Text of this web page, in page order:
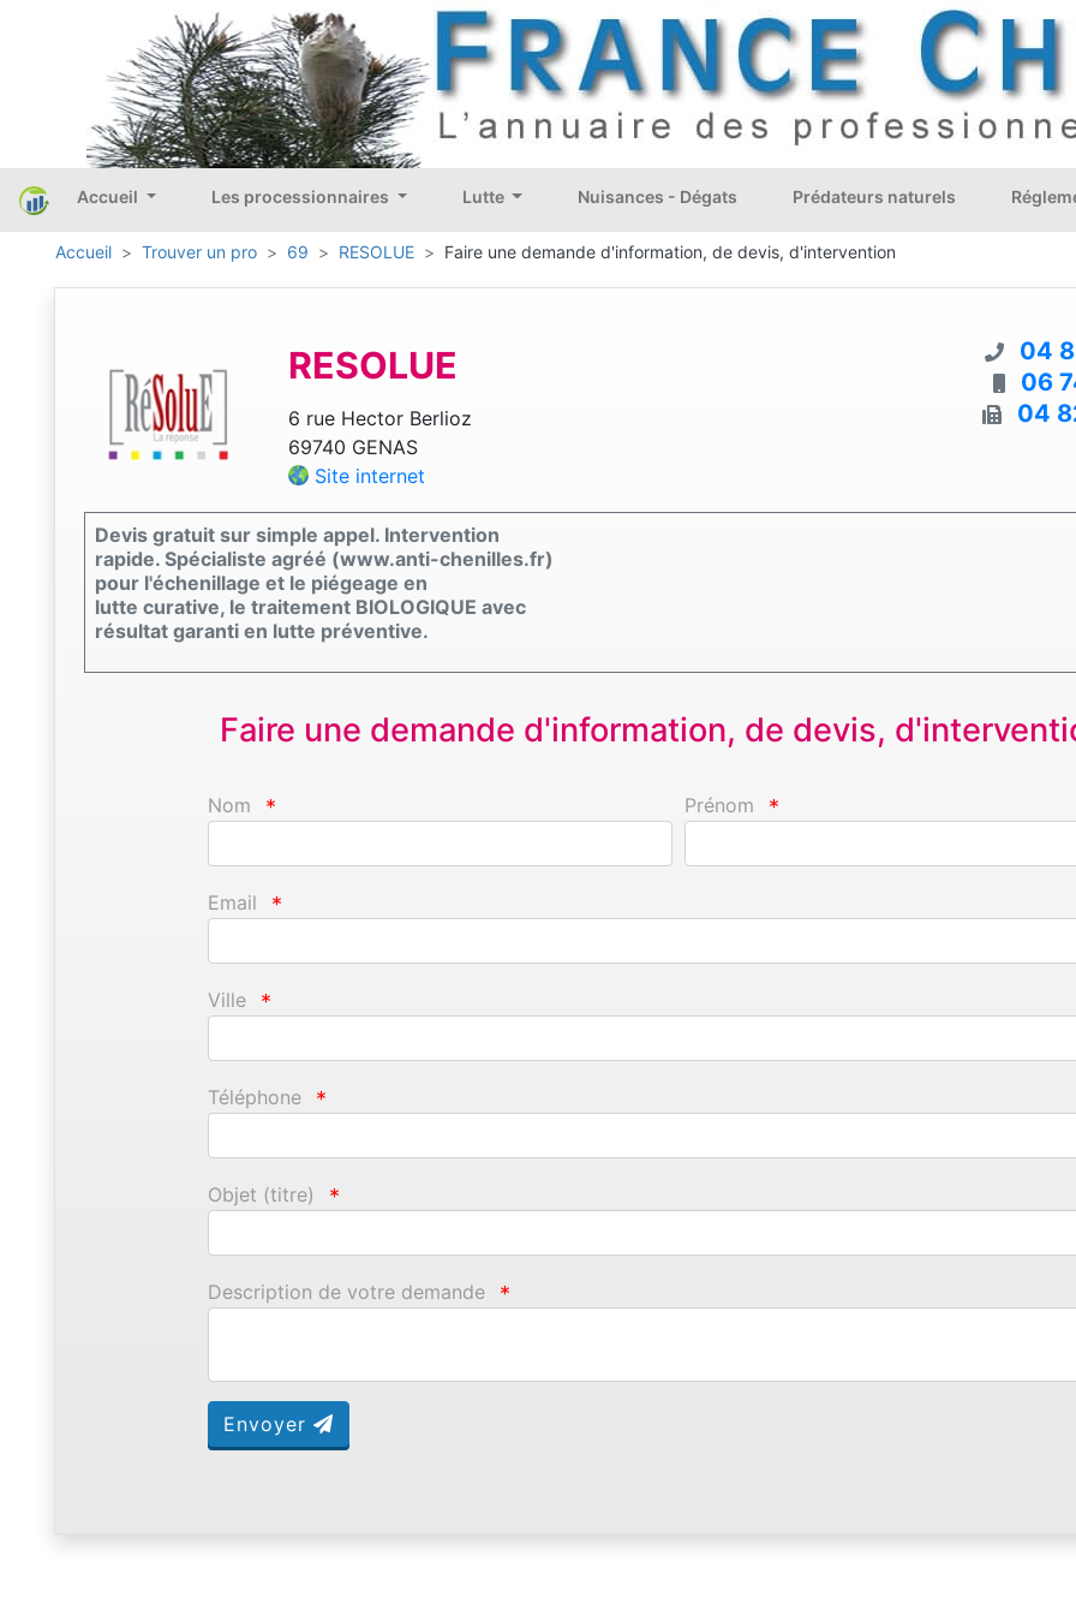
Accueil Les processionnaires Lutte Nuisances - Dégats Prédateurs naturels
Accueil Trouver un pro 69 RESOLUE Faire une demande d'information, de devis, d'intervention
RESOLUE
6 rue Hector Berlioz
69740 GENAS
Site internet
04
06
04
Devis gratuit sur simple appel. Intervention
rapide. Spécialiste agréé (www.anti-chenilles.fr)
pour l'échenillage et le piégeage en
lutte curative, le traitement BIOLOGIQUE avec
résultat garanti en lutte préventive.
Faire une demande d'information, de devis,
Nom * Prénom *
Email *
Ville *
Téléphone *
Objet (titre) *
Description de votre demande *
Envoyer